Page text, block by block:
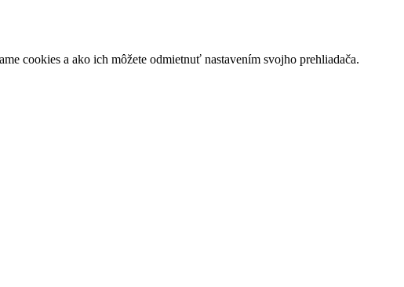
cookies a ako ich môžete odmietnuť nastavením svojho prehliadača.